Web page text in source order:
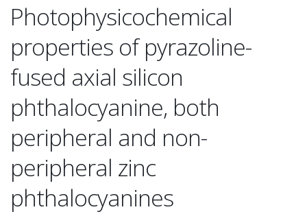
Photophysicochemical
properties of pyrazoline-
fused axial silicon
phthalocyanine, both
peripheral and non-
peripheral zinc
phthalocyanines